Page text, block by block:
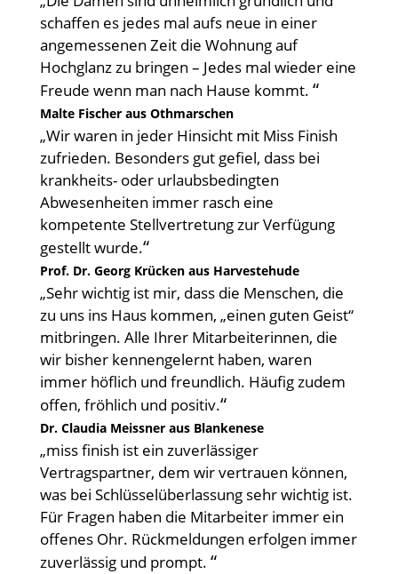
schaffen es jedes mal aufs neue in einer
angemessenen Zeit die Wohnung auf
Hochglanz zu bringen – Jedes mal wieder eine
Freude wenn man nach Hause kommt. “
Malte Fischer aus Othmarschen
„Wir waren in jeder Hinsicht mit Miss Finish
zufrieden. Besonders gut gefiel, dass bei
krankheits- oder urlaubsbedingten
Abwesenheiten immer rasch eine
kompetente Stellvertretung zur Verfügung
gestellt wurde.“
Prof. Dr. Georg Krücken aus Harvestehude
„Sehr wichtig ist mir, dass die Menschen, die
zu uns ins Haus kommen, „einen guten Geist“
mitbringen. Alle Ihrer Mitarbeiterinnen, die
wir bisher kennengelernt haben, waren
immer höflich und freundlich. Häufig zudem
offen, fröhlich und positiv.“
Dr. Claudia Meissner aus Blankenese
„miss finish ist ein zuverlässiger
Vertragspartner, dem wir vertrauen können,
was bei Schlüsselüberlassung sehr wichtig ist.
Für Fragen haben die Mitarbeiter immer ein
offenes Ohr. Rückmeldungen erfolgen immer
zuverlässig und prompt. “